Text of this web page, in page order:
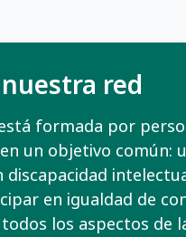
red
formada por
un objetivo común:
discapacidad
en igualdad de
los aspectos de